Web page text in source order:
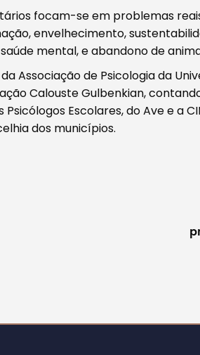
focam-se em problemas
envelhecimento,
mental, e abandono de
Associação de Psicologia da
Calouste Gulbenkian,
Escolares, do Ave e a
dos municípios.